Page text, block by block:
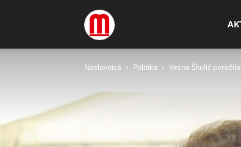
Megamedia
Naslovnica Politika Vesna Škulić